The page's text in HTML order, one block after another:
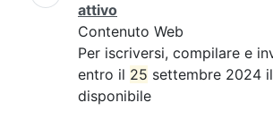
attivo
Contenuto Web
Per iscriversi, compilare e
entro il 25 settembre 2024
disponibile